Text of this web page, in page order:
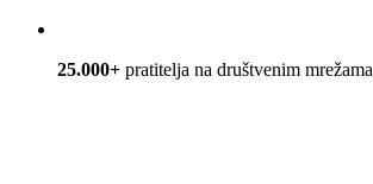
25.000+ pratitelja na društvenim mrežama